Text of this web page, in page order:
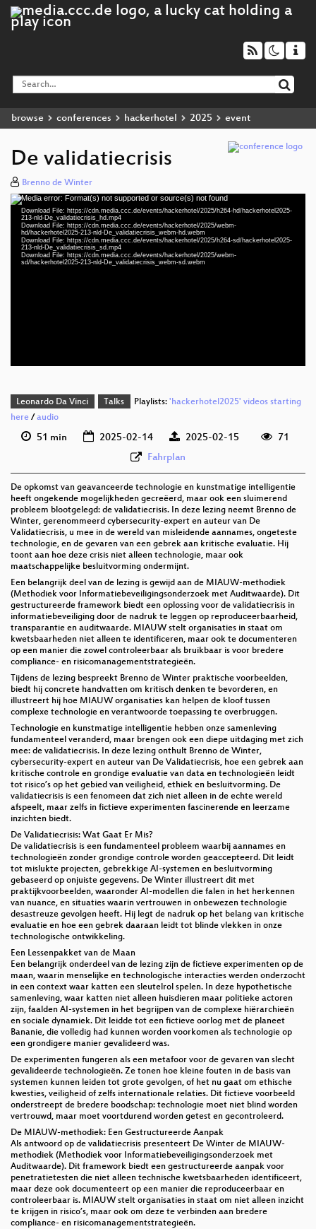
browse conferences hackerhotel 2025 event
De validatiecrisis
Brenno de Winter
Video
Player
Media error: Format(s) not supported or source(s) not found
Download File: https://cdn.media.ccc.de/events/hackerhotel/2025/h264-hd/hackerhotel2025-
213-nld-De_validatiecrisis_hd.mp4
Download File: https://cdn.media.ccc.de/events/hackerhotel/2025/webm-
hd/hackerhotel2025-213-nld-De_validatiecrisis_webm-hd.webm
Download File: https://cdn.media.ccc.de/events/hackerhotel/2025/h264-sd/hackerhotel2025-
213-nld-De_validatiecrisis_sd.mp4
Download File: https://cdn.media.ccc.de/events/hackerhotel/2025/webm-
sd/hackerhotel2025-213-nld-De_validatiecrisis_webm-sd.webm
Leonardo Da Vinci Talks Playlists: 'hackerhotel2025' videos starting
here /audio
51 min 2025-02-14 2025-02-15
71
Fahrplan
De opkomst van geavanceerde technologie en kunstmatige intelligentie
heeft ongekende mogelijkheden gecreëerd, maar ook een sluimerend
probleem blootgelegd: de validatiecrisis. In deze lezing neemt Brenno de
Winter, gerenommeerd cybersecurity-expert en auteur van De
Validatiecrisis, u mee in de wereld van misleidende aannames, ongeteste
technologie, en de gevaren van een gebrek aan kritische evaluatie. Hij
toont aan hoe deze crisis niet alleen technologie, maar ook
maatschappelijke besluitvorming ondermijnt.
Een belangrijk deel van de lezing is gewijd aan de MIAUW-methodiek
(Methodiek voor Informatiebeveiligingsonderzoek met Auditwaarde). Dit
gestructureerde framework biedt een oplossing voor de validatiecrisis in
informatiebeveiliging door de nadruk te leggen op reproduceerbaarheid,
transparantie en auditwaarde. MIAUW stelt organisaties in staat om
kwetsbaarheden niet alleen te identificeren, maar ook te documenteren
op een manier die zowel controleerbaar als bruikbaar is voor bredere
compliance- en risicomanagementstrategieën.
Tijdens de lezing bespreekt Brenno de Winter praktische voorbeelden,
biedt hij concrete handvatten om kritisch denken te bevorderen, en
illustreert hij hoe MIAUW organisaties kan helpen de kloof tussen
complexe technologie en verantwoorde toepassing te overbruggen.
Technologie en kunstmatige intelligentie hebben onze samenleving
fundamenteel veranderd, maar brengen ook een diepe uitdaging met zich
mee: de validatiecrisis. In deze lezing onthult Brenno de Winter,
cybersecurity-expert en auteur van De Validatiecrisis, hoe een gebrek aan
kritische controle en grondige evaluatie van data en technologieën leidt
tot risico’s op het gebied van veiligheid, ethiek en besluitvorming. De
validatiecrisis is een fenomeen dat zich niet alleen in de echte wereld
afspeelt, maar zelfs in fictieve experimenten fascinerende en leerzame
inzichten biedt.
De Validatiecrisis: Wat Gaat Er Mis?
De validatiecrisis is een fundamenteel probleem waarbij aannames en
technologieën zonder grondige controle worden geaccepteerd. Dit leidt
tot mislukte projecten, gebrekkige AI-systemen en besluitvorming
gebaseerd op onjuiste gegevens. De Winter illustreert dit met
praktijkvoorbeelden, waaronder AI-modellen die falen in het herkennen
van nuance, en situaties waarin vertrouwen in onbewezen technologie
desastreuze gevolgen heeft. Hij legt de nadruk op het belang van kritische
evaluatie en hoe een gebrek daaraan leidt tot blinde vlekken in onze
technologische ontwikkeling.
Een Lessenpakket van de Maan
Een belangrijk onderdeel van de lezing zijn de fictieve experimenten op de
maan, waarin menselijke en technologische interacties werden onderzocht
in een context waar katten een sleutelrol spelen. In deze hypothetische
samenleving, waar katten niet alleen huisdieren maar politieke actoren
zijn, faalden AI-systemen in het begrijpen van de complexe hiërarchieën
en sociale dynamiek. Dit leidde tot een fictieve oorlog met de planeet
Bananie, die volledig had kunnen worden voorkomen als technologie op
een grondigere manier gevalideerd was.
De experimenten fungeren als een metafoor voor de gevaren van slecht
gevalideerde technologieën. Ze tonen hoe kleine fouten in de basis van
systemen kunnen leiden tot grote gevolgen, of het nu gaat om ethische
kwesties, veiligheid of zelfs internationale relaties. Dit fictieve voorbeeld
onderstreept de bredere boodschap: technologie moet niet blind worden
vertrouwd, maar moet voortdurend worden getest en gecontroleerd.
De MIAUW-methodiek: Een Gestructureerde Aanpak
Als antwoord op de validatiecrisis presenteert De Winter de MIAUW-
methodiek (Methodiek voor Informatiebeveiligingsonderzoek met
Auditwaarde). Dit framework biedt een gestructureerde aanpak voor
penetratietesten die niet alleen technische kwetsbaarheden identificeert,
maar deze ook documenteert op een manier die reproduceerbaar en
controleerbaar is. MIAUW stelt organisaties in staat om niet alleen inzicht
te krijgen in risico’s, maar ook om deze te verbinden aan bredere
compliance- en risicomanagementstrategieën.